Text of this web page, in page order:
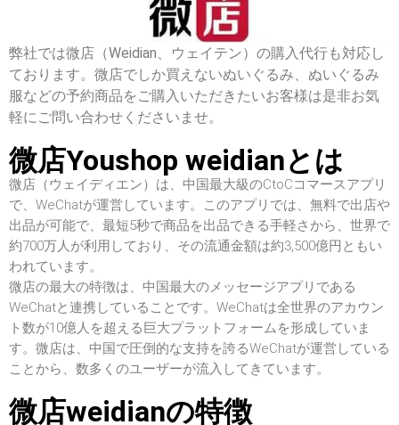
弊社では微店（Weidian、ウェイテン）の購入代行も対応し
ております。微店でしか買えないぬいぐるみ、ぬいぐるみ
服などの予約商品をご購入いただきたいお客様は是非お気
軽にご問い合わせくださいませ。
微店Youshop weidianとは
微店（ウェイディエン）は、中国最大級のCtoCコマースアプリ
で、WeChatが運営しています。このアプリでは、無料で出店や
出品が可能で、最短5秒で商品を出品できる手軽さから、世界で
約700万人が利用しており、その流通金額は約3,500億円ともい
われています。
微店の最大の特徴は、中国最大のメッセージアプリである
WeChatと連携していることです。WeChatは全世界のアカウン
ト数が10億人を超える巨大プラットフォームを形成していま
す。微店は、中国で圧倒的な支持を誇るWeChatが運営している
ことから、数多くのユーザーが流入してきています。
微店weidianの特徴